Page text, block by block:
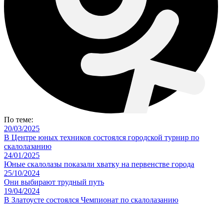
По теме:
20/03/2025
В Центре юных техников состоялся городской турнир по
скалолазанию
24/01/2025
Юные скалолазы показали хватку на первенстве города
25/10/2024
Они выбирают трудный путь
19/04/2024
В Златоусте состоялся Чемпионат по скалолазанию